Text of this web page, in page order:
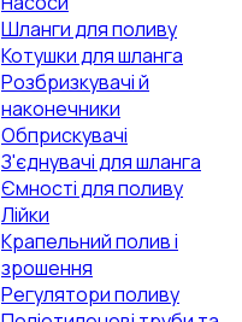
Шланги для поливу
Котушки для шланга
Розбризкувачі й
наконечники
Обприскувачі
З'єднувачі для шланга
Ємності для поливу
Лійки
Крапельний полив і
зрошення
Регулятори поливу